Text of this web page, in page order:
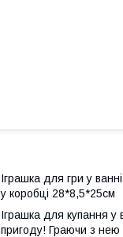
Іграшка для гри у
у коробці 28*8,5*25см
Іграшка для купання у
пригоду! Граючи з нею